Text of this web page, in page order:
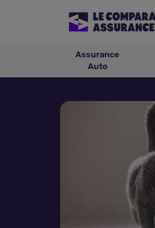
Assurance
Auto